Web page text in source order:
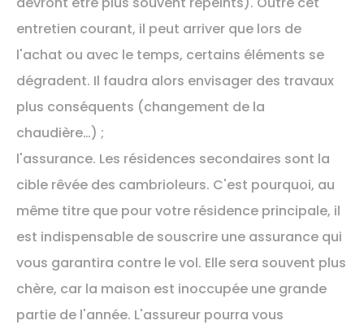
entretien courant, il peut arriver que lors de
l'achat ou avec le temps, certains éléments se
dégradent. Il faudra alors envisager des travaux
plus conséquents (changement de la
chaudière…) ;
l'assurance. Les résidences secondaires sont la
cible rêvée des cambrioleurs. C'est pourquoi, au
même titre que pour votre résidence principale, il
est indispensable de souscrire une assurance qui
vous garantira contre le vol. Elle sera souvent plus
chère, car la maison est inoccupée une grande
partie de l'année. L'assureur pourra vous